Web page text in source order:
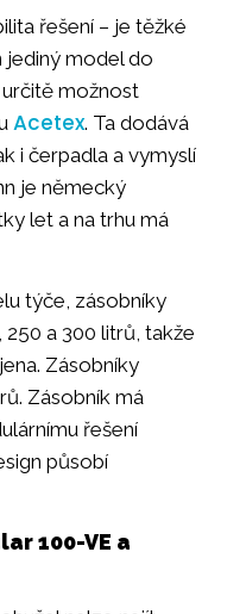
řešení – je těžké
jediný model do
možnost
Acetex. Ta dodává
i čerpadla a vymyslí
je německý
let a na trhu má
týče, zásobníky
a 300 litrů, takže
Zásobníky
Zásobník má
řešení
působí
100-VE a